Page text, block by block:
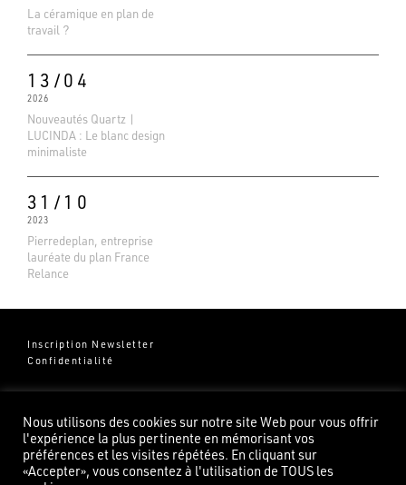
La céramique en plan de
travail ?
13/04
2026
Nouveautés Quartz |
LUCINDA : Le blanc design
minimaliste
31/10
2023
Pierredeplan, entreprise
lauréate du plan France
Relance
Inscription Newsletter
Confidentialité
Groupe Pierredeplan
82100 Castelsarrasin
4.6
Nous utilisons des cookies sur notre site Web pour vous offrir
l'expérience la plus pertinente en mémorisant vos
préférences et les visites répétées. En cliquant sur
«Accepter», vous consentez à l'utilisation de TOUS les